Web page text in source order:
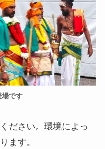
場です
ださい。環境によっ
ます。